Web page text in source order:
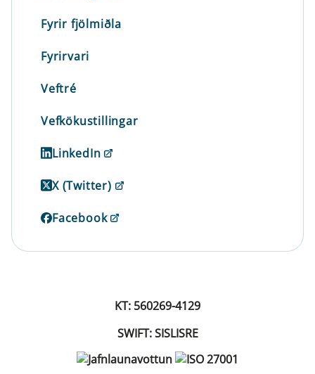
Fyrir fjölmiðla
Fyrirvari
Veftré
Vefkökustillingar
LinkedIn
X (Twitter)
Facebook
KT: 560269-4129
SWIFT: SISLISRE